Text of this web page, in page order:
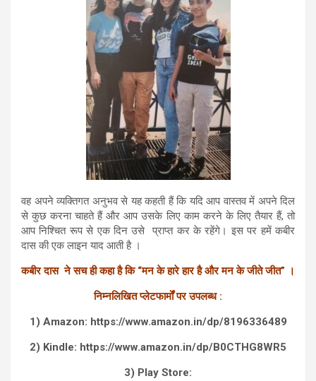
वह अपने व्यक्तिगत अनुभव से यह कहती हैं कि यदि आप वास्तव में अपने दिल
से कुछ करना चाहते हैं और आप उसके लिए काम करने के लिए तैयार हैं, तो
आप निश्चित रूप से एक दिन उसे प्राप्त कर के रहेंगे। इस पर हमें कबीर
दास की एक लाइन याद आती है ।
कबीर दास ने सच ही कहा है कि “मन के हारे हार है और मन के जीते जीत” ।
निम्नलिखित प्लेटफार्मों पर उपलब्ध :
1) Amazon: https://www.amazon.in/dp/8196336489
2) Kindle: https://www.amazon.in/dp/B0CTHG8WR5
3) Play Store: